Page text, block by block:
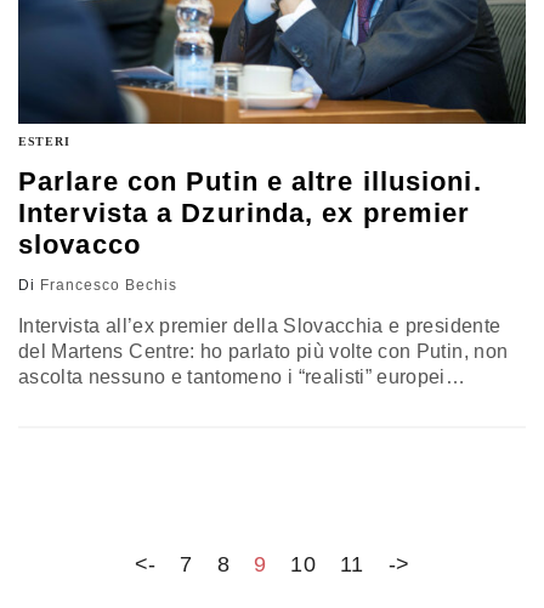
ESTERI
Parlare con Putin e altre illusioni.
Intervista a Dzurinda, ex premier
slovacco
Di Francesco Bechis
Intervista all’ex premier della Slovacchia e presidente
del Martens Centre: ho parlato più volte con Putin, non
ascolta nessuno e tantomeno i “realisti” europei
<- 7 8 9 10 11 ->